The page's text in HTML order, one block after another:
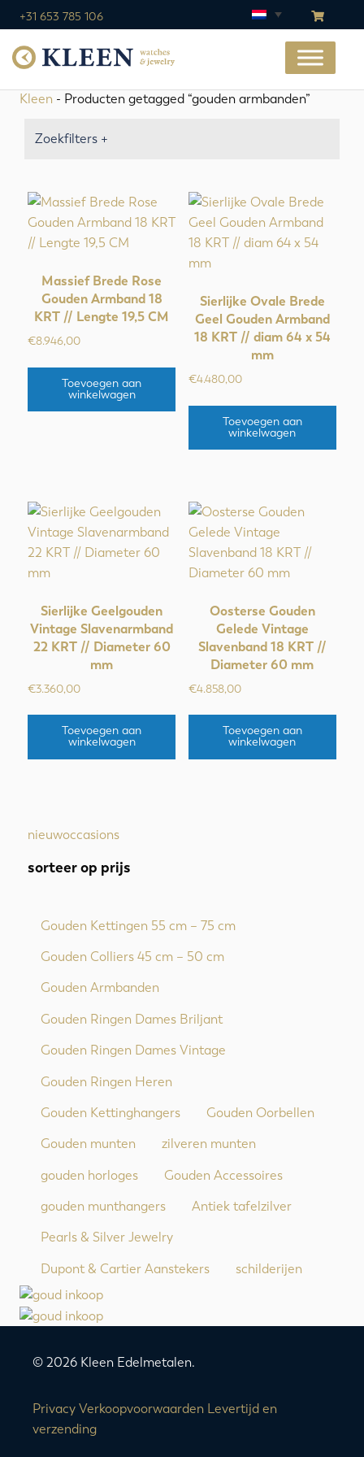
+31 653 785 106
Kleen - Producten getagged “gouden armbanden”
nieuwoccasions
sorteer op prijs
Gouden Kettingen 55 cm – 75 cm
Gouden Colliers 45 cm – 50 cm
Gouden Armbanden
Gouden Ringen Dames Briljant
Gouden Ringen Dames Vintage
Gouden Ringen Heren
Gouden Kettinghangers Gouden Oorbellen
Gouden munten zilveren munten
gouden horloges Gouden Accessoires
gouden munthangers Antiek tafelzilver
Pearls & Silver Jewelry
Dupont & Cartier Aanstekers schilderijen
Zoekfilters +
Massief Brede Rose
Gouden Armband 18
KRT // Lengte 19,5 CM
€8.946,00
Toevoegen aan
winkelwagen
Sierlijke Ovale Brede
Geel Gouden Armband
18 KRT // diam 64 x 54
mm
€4.480,00
Toevoegen aan
winkelwagen
Sierlijke Geelgouden
Vintage Slavenarmband
22 KRT // Diameter 60
mm
€3.360,00
Toevoegen aan
winkelwagen
Oosterse Gouden
Gelede Vintage
Slavenband 18 KRT //
Diameter 60 mm
€4.858,00
Toevoegen aan
winkelwagen
© 2026 Kleen Edelmetalen.
Privacy Verkoopvoorwaarden Levertijd en
verzending